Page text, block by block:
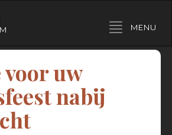
Toggle navigation
MENU
uw
nabij